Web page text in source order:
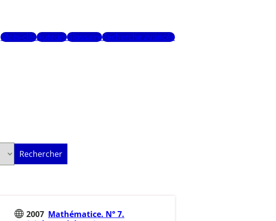
Mots-clésAuteursGlossaireRecherche avancée
Rechercher
2007 Mathématice. N° 7.